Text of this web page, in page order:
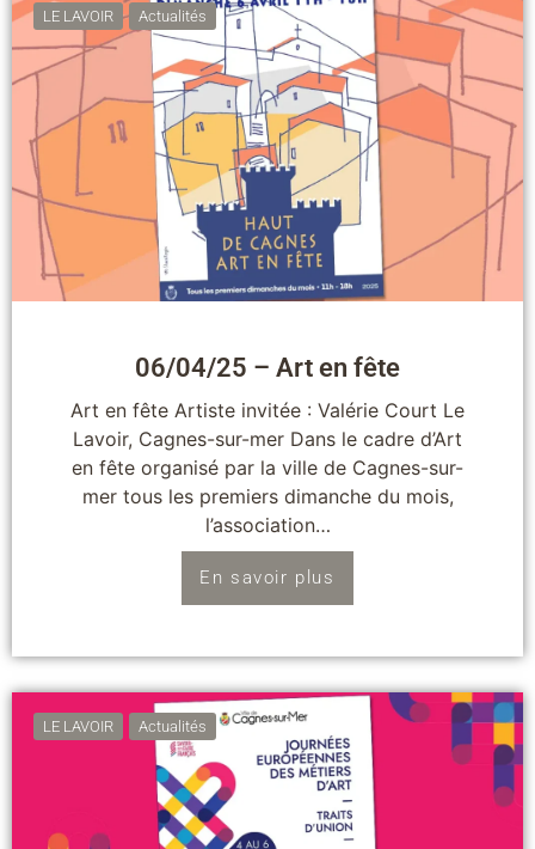
LE LAVOIR Actualités
06/04/25 – Art en fête
Art en fête Artiste invitée : Valérie Court Le
Lavoir, Cagnes-sur-mer Dans le cadre d’Art
en fête organisé par la ville de Cagnes-sur-
mer tous les premiers dimanche du mois,
l’association…
En savoir plus
LE LAVOIR Actualités